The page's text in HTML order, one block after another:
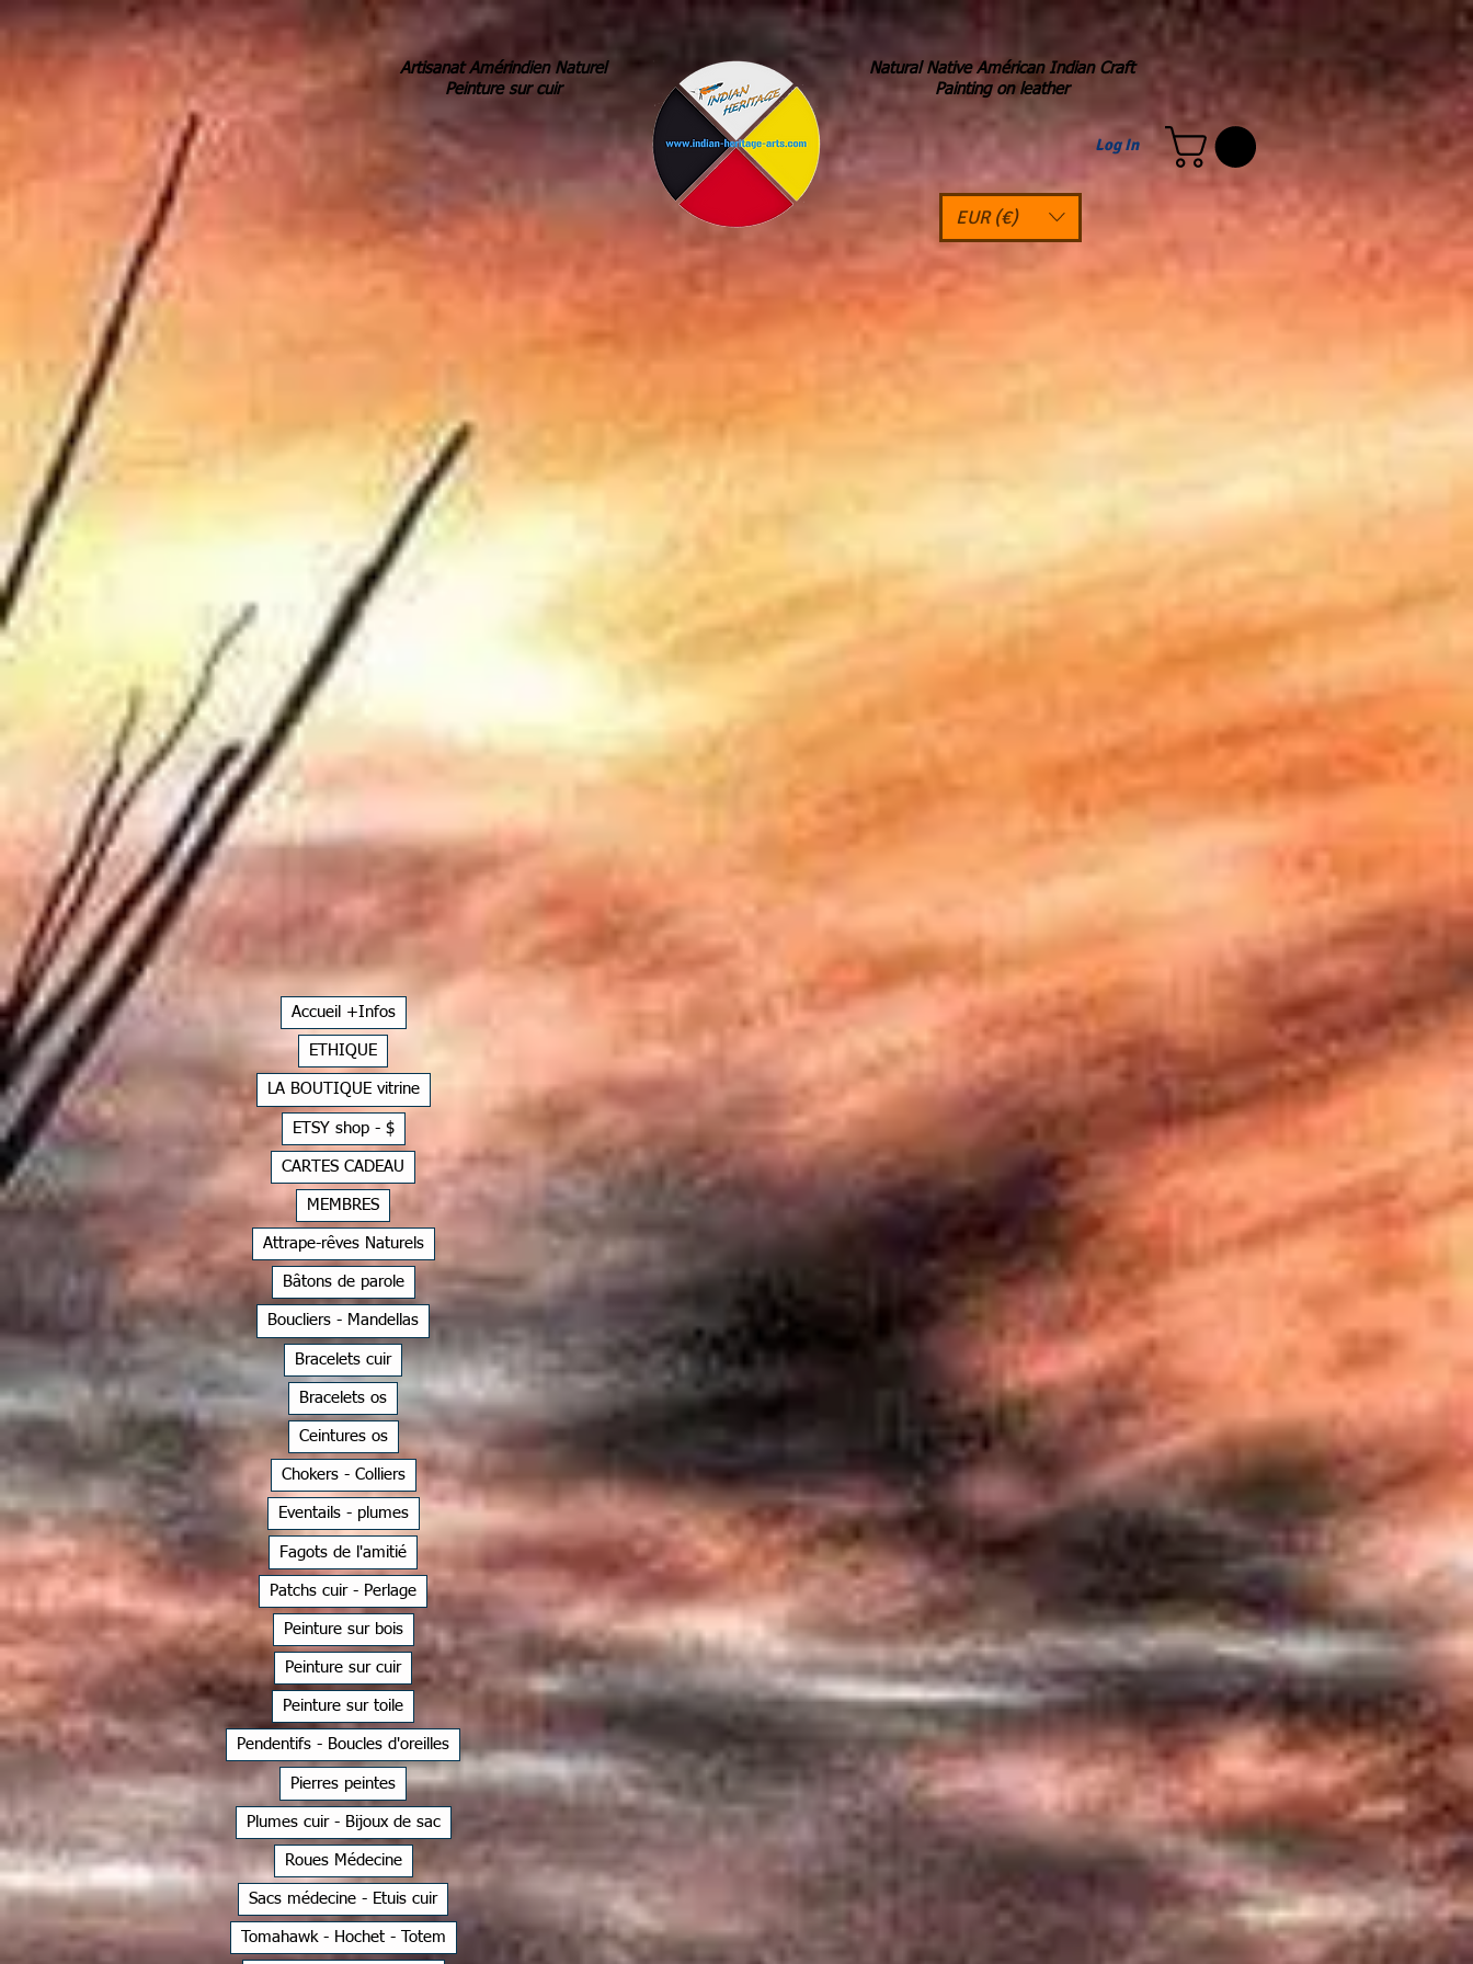
Artisanat Amérindien Naturel
Peinture sur cuir
Natural Native Américan Indian Craft
Painting on leather
Log In
EUR (€)
Accueil +Infos
ETHIQUE
LA BOUTIQUE vitrine
ETSY shop - $
CARTES CADEAU
MEMBRES
Attrape-rêves Naturels
Bâtons de parole
Boucliers - Mandellas
Bracelets cuir
Bracelets os
Ceintures os
Chokers - Colliers
Eventails - plumes
Fagots de l'amitié
Patchs cuir - Perlage
Peinture sur bois
Peinture sur cuir
Peinture sur toile
Pendentifs - Boucles d'oreilles
Pierres peintes
Plumes cuir - Bijoux de sac
Roues Médecine
Sacs médecine - Etuis cuir
Tomahawk - Hochet - Totem